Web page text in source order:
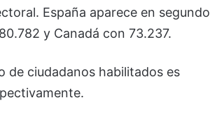
España aparece en segundo
y Canadá con 73.237.
de ciudadanos habilitados es